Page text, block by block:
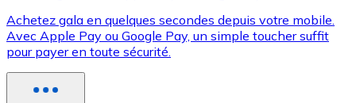
XRP
XRP
Achetez gala en quelques secondes depuis votre mobile.
Avec Apple Pay ou Google Pay, un simple toucher suffit
pour payer en toute sécurité.